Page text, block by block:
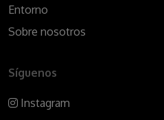
Entorno
Sobre nosotros
Síguenos
Instagram